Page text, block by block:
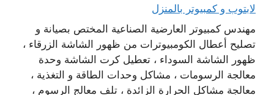
لابتوب و كمبيوتر بالمنزل
مهندس كمبيوتر العارضية الصناعية المختص بصيانة و
تصليح أعطال الكومبيوترات من ظهور الشاشة الزرقاء ،
ظهور الشاشة السوداء ، تعطيل كرت الشاشة وحدة
معالجة الرسومات ، مشاكل وحدات الطاقة و التغذية ،
معالجة مشاكل الحرارة الزائدة ، تلف معالج الرسوم ،